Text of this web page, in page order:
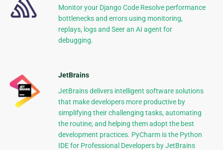
Monitor your Django Code Resolve performance
bottlenecks and errors using monitoring,
replays, logs and Seer an AI agent for
debugging.
JetBrains
JetBrains delivers intelligent software solutions
that make developers more productive by
simplifying their challenging tasks, automating
the routine, and helping them adopt the best
development practices. PyCharm is the Python
IDE for Professional Developers by JetBrains